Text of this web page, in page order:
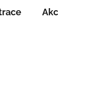
Akcie